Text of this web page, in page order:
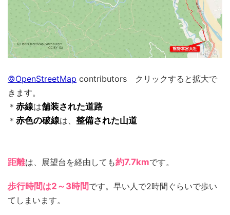
©OpenStreetMap contributors クリックすると拡大で
きます。
＊ 赤線は舗装された道路
＊ 赤色の破線は、 整備された山道
距離は、展望台を経由しても約7.7kmです。
歩行時間は2～3時間です。早い人で2時間ぐらいで歩い
てしまいます。